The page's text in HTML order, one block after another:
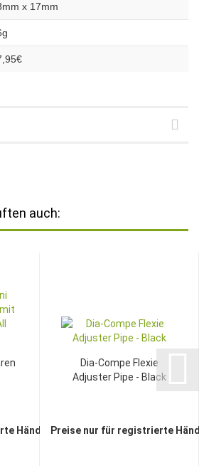
x 17mm
auch:
Händler sichtbar
Dia-Compe Flexie
Adjuster Pipe - Black
Preise nur für registrierte